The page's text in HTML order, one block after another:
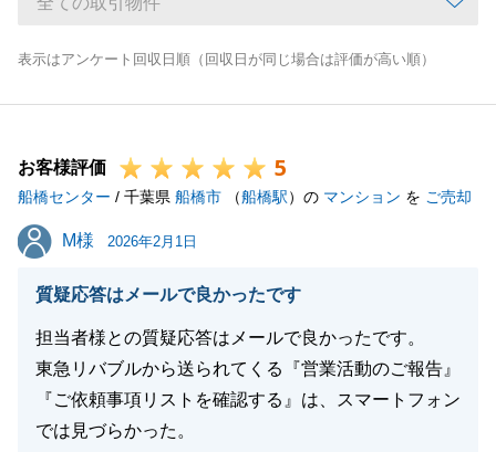
表示はアンケート回収日順（回収日が同じ場合は評価が高い順）
お客様評価 5
船橋センター / 千葉県 船橋市 （船橋駅）の マンション を ご売却
M様
M様 2026年2月1日
質疑応答はメールで良かったです
担当者様との質疑応答はメールで良かったです。
東急リバブルから送られてくる『営業活動のご報告』
『ご依頼事項リストを確認する』は、スマートフォン
では見づらかった。